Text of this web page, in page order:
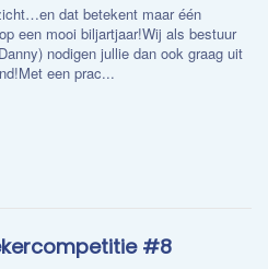
dat betekent maar één
een mooi biljartjaar!Wij als bestuur
nodigen jullie dan ook graag uit
een prac...
#8